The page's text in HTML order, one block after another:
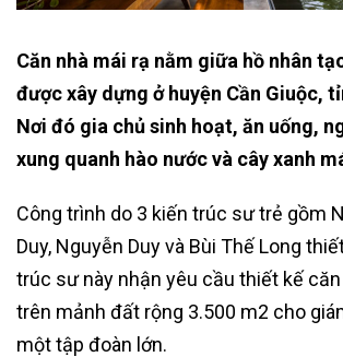
Căn nhà mái rạ nằm giữa hồ nhân
được xây dựng ở huyện Cần Giuộc,
Nơi đó gia chủ sinh hoạt, ăn uống,
xung quanh hào nước và cây xanh
Công trình do 3 kiến trúc sư trẻ gồm
Duy, Nguyễn Duy và Bùi Thế Long
trúc sư này nhận yêu cầu thiết kế
trên mảnh đất rộng 3.500 m2 cho
một tập đoàn lớn.